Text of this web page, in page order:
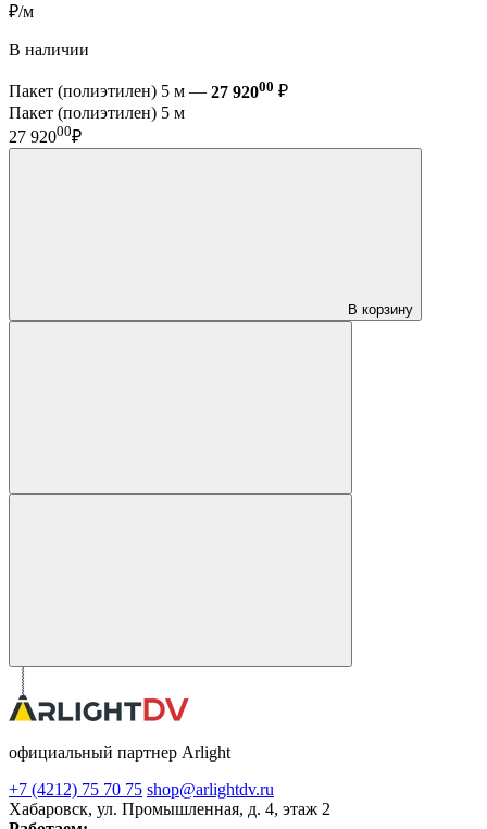
₽/м
В наличии
Пакет (полиэтилен) 5 м — 27 92000 ₽
Пакет (полиэтилен) 5 м
27 92000₽
В корзину
официальный партнер Arlight
+7 (4212) 75 70 75 shop@arlightdv.ru
Хабаровск, ул. Промышленная, д. 4, этаж 2